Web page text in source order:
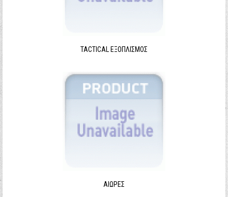
TACTICAL ΕΞΟΠΛΙΣΜΌΣ
ΑΙΩΡΕΣ